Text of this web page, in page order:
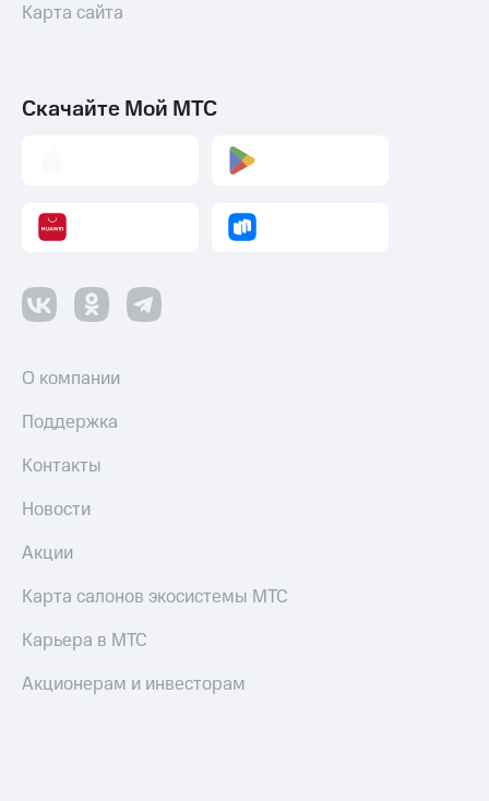
Карта сайта
Скачайте Мой МТС
О компании
Поддержка
Контакты
Новости
Акции
Карта салонов экосистемы МТС
Карьера в МТС
Акционерам и инвесторам